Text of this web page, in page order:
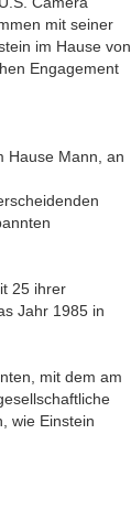
mit seiner
im Hause von
Engagement
Hause Mann, an
25 ihrer
Jahr 1985 in
mit dem am
wie Einstein